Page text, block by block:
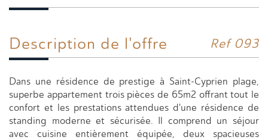
Description de l'offre Ref 093
Dans une résidence de prestige à Saint-Cyprien plage,
superbe appartement trois pièces de 65m2 offrant tout le
confort et les prestations attendues d'une résidence de
standing moderne et sécurisée. Il comprend un séjour
avec cuisine entièrement équipée, deux spacieuses